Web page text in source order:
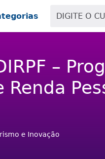
–
e Inovação